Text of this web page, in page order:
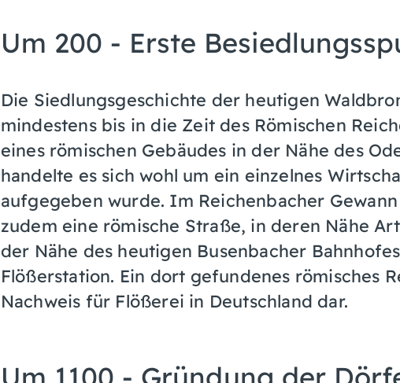
Um 200 - Erste
Die Siedlungsgeschichte der heutigen
mindestens bis in die Zeit des Römischen
eines römischen Gebäudes in der Nähe des
handelte es sich wohl um ein einzelnes
aufgegeben wurde. Im Reichenbacher
zudem eine römische Straße, in deren Nähe
der Nähe des heutigen Busenbacher
Flößerstation. Ein dort gefundenes römisches
Nachweis für Flößerei in Deutschland dar.